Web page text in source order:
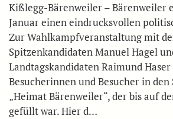
Kißlegg-Bärenweiler – Bärenweiler
Januar einen eindrucksvollen
Zur Wahlkampfveranstaltung mit
Spitzenkandidaten Manuel Hagel
Landtagskandidaten Raimund
Besucherinnen und Besucher in den
„Heimat Bärenweiler“, der bis auf
gefüllt war. Hier d…